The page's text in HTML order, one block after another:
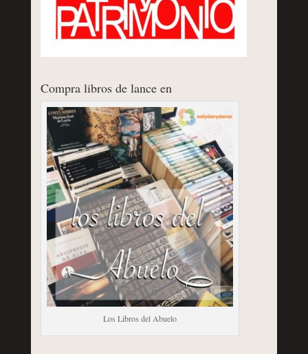
Compra libros de lance en
Los Libros del Abuelo